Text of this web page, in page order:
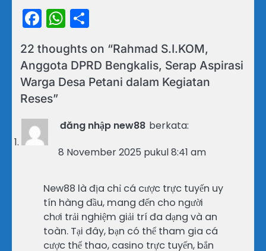
Facebook
WhatsApp
22 thoughts on “Rahmad S.I.KOM,
Anggota DPRD Bengkalis, Serap Aspirasi
Warga Desa Petani dalam Kegiatan
Reses”
đăng nhập new88 berkata:
8 November 2025 pukul 8:41 am
New88 là địa chỉ cá cược trực tuyến uy
tín hàng đầu, mang đến cho người
chơi trải nghiệm giải trí đa dạng và an
toàn. Tại đây, bạn có thể tham gia cá
cược thể thao, casino trực tuyến, bắn